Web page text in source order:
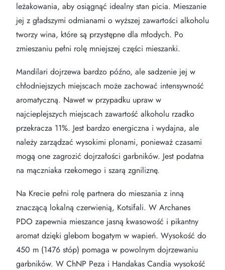
leżakowania, aby osiągnąć idealny stan picia. Mieszanie
jej z gładszymi odmianami o wyższej zawartości alkoholu
tworzy wina, które są przystępne dla młodych. Po
zmieszaniu pełni rolę mniejszej części mieszanki.
Mandilari dojrzewa bardzo późno, ale sadzenie jej w
chłodniejszych miejscach może zachować intensywność
aromatyczną. Nawet w przypadku upraw w
najcieplejszych miejscach zawartość alkoholu rzadko
przekracza 11%. Jest bardzo energiczna i wydajna, ale
należy zarządzać wysokimi plonami, ponieważ czasami
mogą one zagrozić dojrzałości garbników. Jest podatna
na mączniaka rzekomego i szarą zgniliznę.
Na Krecie pełni rolę partnera do mieszania z inną
znaczącą lokalną czerwienią, Kotsifali. W Archanes
PDO zapewnia mieszance jasną kwasowość i pikantny
aromat dzięki glebom bogatym w wapień. Wysokość do
450 m (1476 stóp) pomaga w powolnym dojrzewaniu
garbników. W ChNP Peza i Handakas Candia wysokość